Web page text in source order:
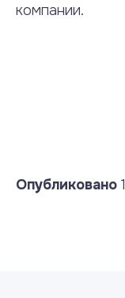
компании.
Опубликовано